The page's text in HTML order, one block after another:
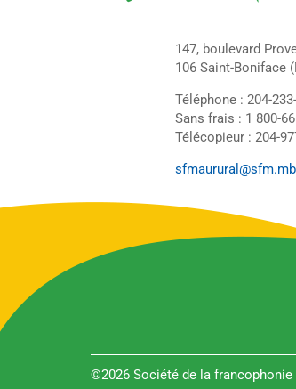
147, boulevard
106 Saint-Boniface
Téléphone : 204-
Sans frais : 1 800-
Télécopieur : 204-
©2026 Société de la